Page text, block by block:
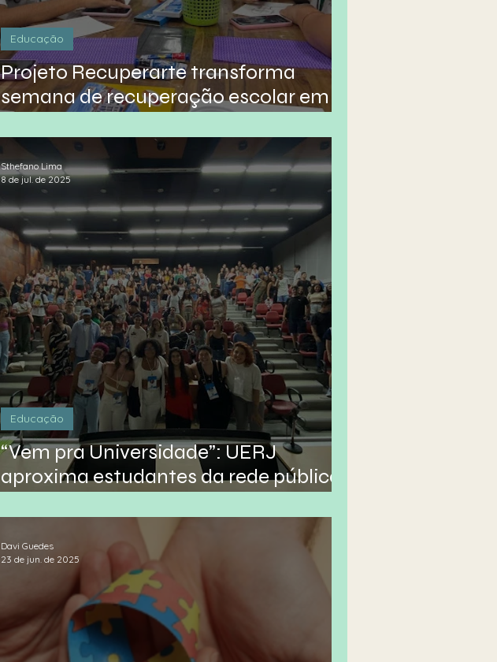
Projeto Recuperarte transforma
semana de recuperação escolar em
Educação
“Vem pra Universidade”: UERJ
aproxima estudantes da rede pública
Educação
Sthefano Lima
8 de jul. de 2025
Davi Guedes
23 de jun. de 2025